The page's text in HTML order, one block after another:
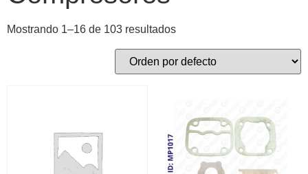
Mostrando 1–16 de 103 resultados